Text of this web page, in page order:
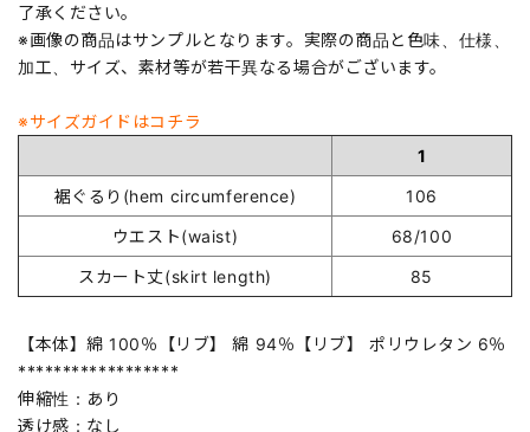
了承ください。
※画像の商品はサンプルとなります。実際の商品と色味、仕様、
加工、サイズ、素材等が若干異なる場合がございます。
※サイズガイドはコチラ
1
裾ぐるり(hem circumference)
106
ウエスト(waist)
68/100
スカート丈(skirt length)
85
【本体】綿 100％【リブ】 綿 94％【リブ】 ポリウレタン 6％
******************
伸縮性：あり
透け感：なし